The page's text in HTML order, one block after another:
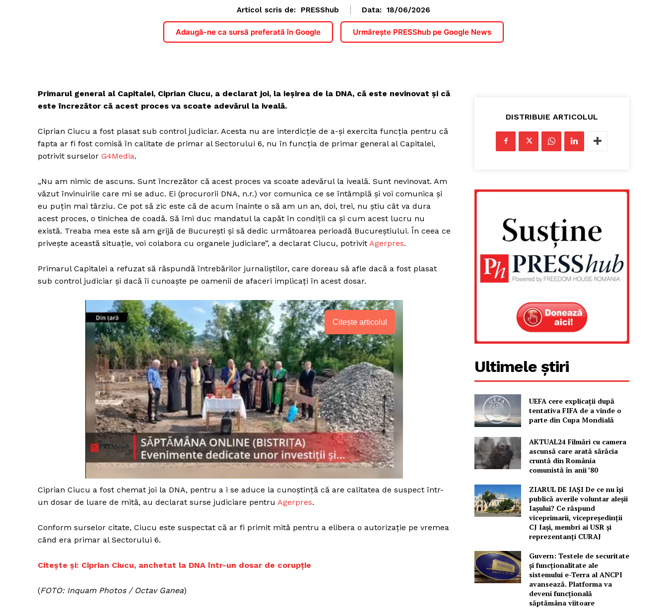
Un proiect
FREEDOM HOUSE
ROMÂNIA
PRESShub
Despre noi / Echipa
Proiecte editoriale
Rețea
Contact
Articol scris de: PRESShub Data: 18/06/2026
Adaugă-ne ca sursă preferată în Google Urmărește PRESShub pe Google News
Primarul general al Capitalei, Ciprian Ciucu, a declarat joi, la ieșirea de la DNA, că este nevinovat și că
este încrezător că acest proces va scoate adevărul la iveală.
Ciprian Ciucu a fost plasat sub control judiciar. Acesta nu are interdicție de a-și exercita funcția pentru că
fapta ar fi fost comisă în calitate de primar al Sectorului 6, nu în funcția de primar general al Capitalei,
potrivit surselor G4Media.
„Nu am nimic de ascuns. Sunt încrezător că acest proces va scoate adevărul la iveală. Sunt nevinovat. Am
văzut învinuirile care mi se aduc. Ei (procurorii DNA, n.r.) vor comunica ce se întâmplă și voi comunica și
eu puțin mai târziu. Ce pot să zic este că de acum înainte o să am un an, doi, trei, nu știu cât va dura
acest proces, o tinichea de coadă. Să îmi duc mandatul la capăt în condiții ca și cum acest lucru nu
există. Treaba mea este să am grijă de București și să dedic următoarea perioadă Bucureștiului. În ceea ce
privește această situație, voi colabora cu organele judiciare”, a declarat Ciucu, potrivit Agerpres.
Primarul Capitalei a refuzat să răspundă întrebărilor jurnaliștilor, care doreau să afle dacă a fost plasat
sub control judiciar și dacă îi cunoaște pe oamenii de afaceri implicați în acest dosar.
Citește articolul
Ciprian Ciucu a fost chemat joi la DNA, pentru a i se aduce la cunoștință că are calitatea de suspect într-
un dosar de luare de mită, au declarat surse judiciare pentru Agerpres.
Conform surselor citate, Ciucu este suspectat că ar fi primit mită pentru a elibera o autorizație pe vremea
când era primar al Sectorului 6.
Citește și: Ciprian Ciucu, anchetat la DNA într-un dosar de corupție
(FOTO: Inquam Photos / Octav Ganea)
DISTRIBUIE ARTICOLUL
Ultimele știri
UEFA cere explicații după
tentativa FIFA de a vinde o
parte din Cupa Mondială
AKTUAL24 Filmări cu camera
ascunsă care arată sărăcia
cruntă din România
comunistă în anii ’80
ZIARUL DE IAȘI De ce nu își
publică averile voluntar aleșii
Iașului? Ce răspund
viceprimarii, vicepreședinții
CJ Iași, membri ai USR și
reprezentanți CURAJ
Guvern: Testele de securitate
și funcționalitate ale
sistemului e-Terra al ANCPI
avansează. Platforma va
deveni funcțională
săptămâna viitoare